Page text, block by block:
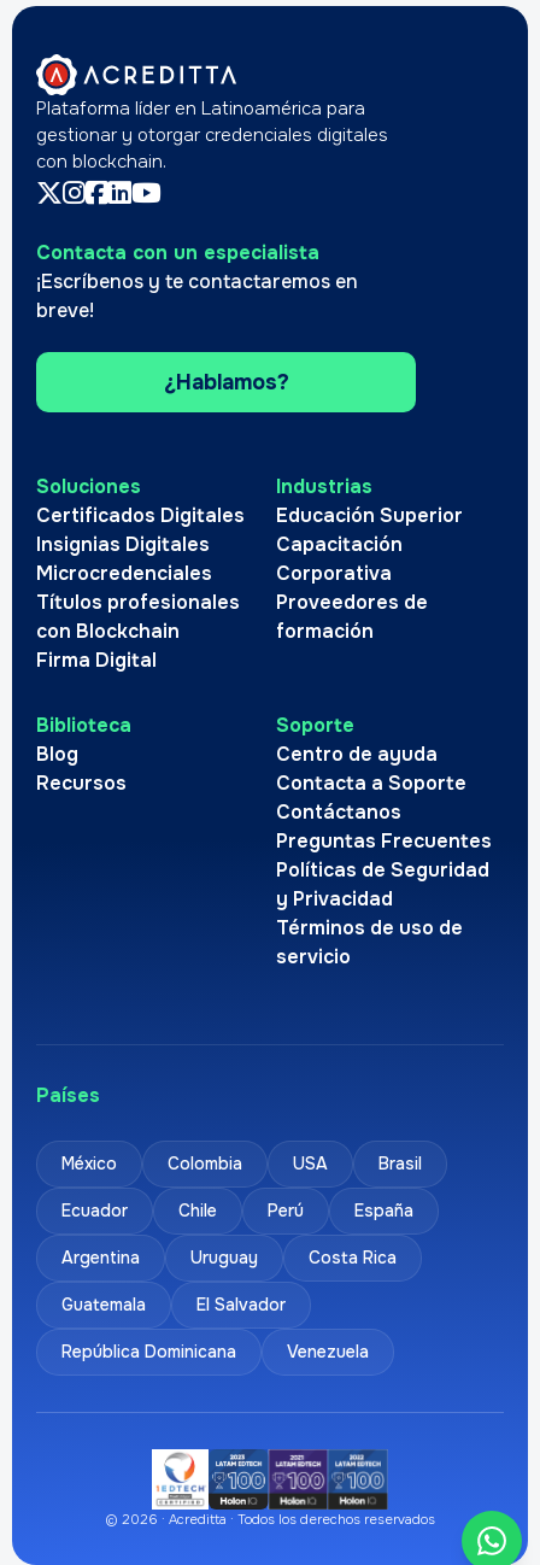
Plataforma líder en Latinoamérica para
gestionar y otorgar credenciales digitales
con blockchain.
Contacta con un especialista
¡Escríbenos y te contactaremos en
breve!
¿Hablamos?
Soluciones
Certificados Digitales
Insignias Digitales
Microcredenciales
Títulos profesionales
con Blockchain
Firma Digital
Industrias
Educación Superior
Capacitación
Corporativa
Proveedores de
formación
Biblioteca
Blog
Recursos
Soporte
Centro de ayuda
Contacta a Soporte
Contáctanos
Preguntas Frecuentes
Políticas de Seguridad
y Privacidad
Términos de uso de
servicio
Países
México Colombia USA Brasil
Ecuador Chile Perú España
Argentina Uruguay Costa Rica
Guatemala El Salvador
República Dominicana Venezuela
© 2026 · Acreditta · Todos los derechos reservados